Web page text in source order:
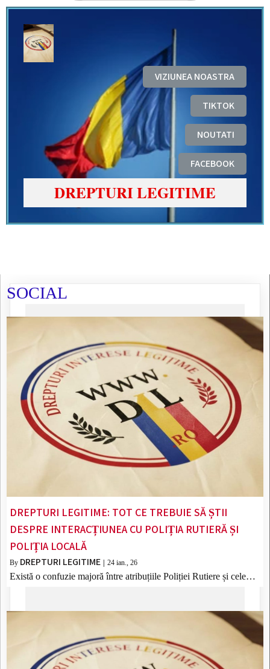
VIZIUNEA NOASTRA
TIKTOK
NOUTATI
FACEBOOK
DREPTURI LEGITIME
SOCIAL
DREPTURI LEGITIME: TOT CE TREBUIE SĂ ȘTII
DESPRE INTERACȚIUNEA CU POLIȚIA RUTIERĂ ȘI
POLIȚIA LOCALĂ
By DREPTURI LEGITIME 24 ian., 26
Există o confuzie majoră între atribuțiile Poliției Rutiere și cele…